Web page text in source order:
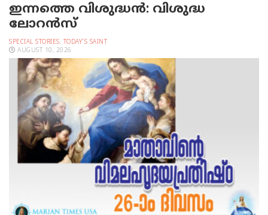
ഇന്നത്തെ വിശുദ്ധന്‍: വിശുദ്ധ
ലോറന്‍സ്‌
SPECIAL STORIES, TODAY'S SAINT
AUGUST 10, 2026